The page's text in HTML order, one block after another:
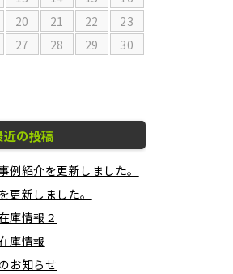
20 21 22
23
27 28 29
30
近の投稿
例紹介を更新しました。
更新しました。
庫情報２
庫情報
お知らせ